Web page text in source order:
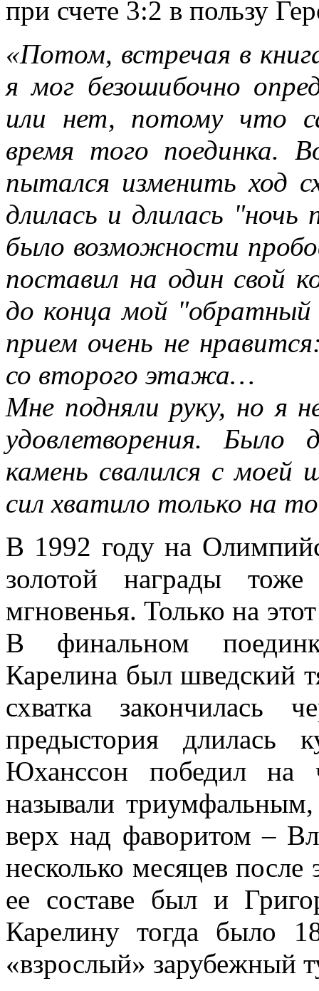
при счете 3:2 в пользу
«Потом, встречая в
я мог безошибочно
или нет, потому что
время того поединка.
пытался изменить ход
длилась и длилась
было возможности
поставил на один свой
до конца мой
прием очень не
со второго этажа…
Мне подняли руку, но я
удовлетворения. Было
камень свалился с
сил хватило только на
В 1992 году на
золотой награды
мгновенья. Только на
В финальном
Карелина был шведский
схватка
предыстория
Юханссон победил на
называли
верх над фаворитом –
несколько месяцев
ее составе был и
Карелину тогда было
«взрослый» зарубежный